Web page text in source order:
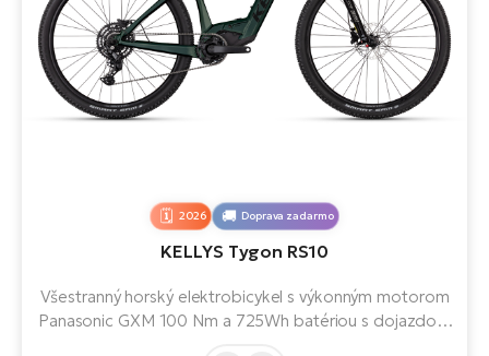
Doprava zadarmo
2026
KELLYS Tygon RS10
Všestranný horský elektrobicykel s výkonným motorom
Panasonic GXM 100 Nm a 725Wh batériou s dojazdom